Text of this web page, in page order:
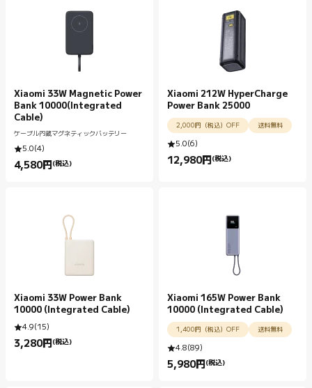
Xiaomi 33W Magnetic Power
Bank 10000(Integrated
Cable)
ケーブル内蔵マグネティックバッテリー
5.0(4)
4,580円 (税込)
Current Price 円4580.00
Xiaomi 212W HyperCharge
Power Bank 25000
2,000円（税込）OFF 送料無料
5.0(6)
12,980円 (税込)
Current Price 円12980.00
Xiaomi 33W Power Bank
10000 (Integrated Cable)
4.9(15)
3,280円 (税込)
Current Price 円3280.00
Xiaomi 165W Power Bank
10000 (Integrated Cable)
1,400円（税込）OFF 送料無料
4.8(89)
5,980円 (税込)
Current Price 円5980.00